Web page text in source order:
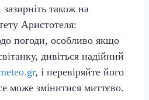
також на
Аристотеля:
погоди, особливо якщо
дивіться надійний
, і перевіряйте його
може змінитися миттєво.